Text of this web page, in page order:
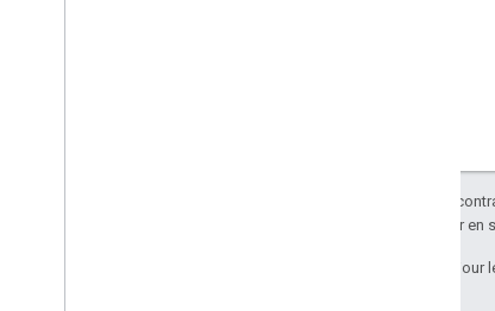
Sauf indication
. Pour
Dernière mise à jour